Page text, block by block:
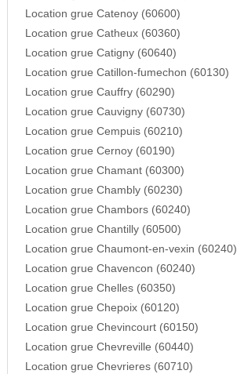
Location grue Catenoy (60600)
Location grue Catheux (60360)
Location grue Catigny (60640)
Location grue Catillon-fumechon (60130)
Location grue Cauffry (60290)
Location grue Cauvigny (60730)
Location grue Cempuis (60210)
Location grue Cernoy (60190)
Location grue Chamant (60300)
Location grue Chambly (60230)
Location grue Chambors (60240)
Location grue Chantilly (60500)
Location grue Chaumont-en-vexin (60240)
Location grue Chavencon (60240)
Location grue Chelles (60350)
Location grue Chepoix (60120)
Location grue Chevincourt (60150)
Location grue Chevreville (60440)
Location grue Chevrieres (60710)